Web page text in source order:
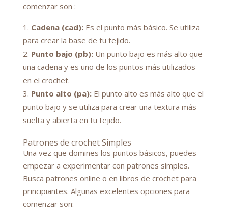
comenzar son :
Cadena (cad):Es el punto más básico. Se utiliza
para crear la base de tu tejido.
Punto bajo (pb):Un punto bajo es más alto que
una cadena y es uno de los puntos más utilizados
en el crochet.
Punto alto (pa):El punto alto es más alto que el
punto bajo y se utiliza para crear una textura más
suelta y abierta en tu tejido.
Patrones de crochet Simples
Una vez que domines los puntos básicos, puedes
empezar a experimentar con patrones simples.
Busca patrones online o en libros de crochet para
principiantes. Algunas excelentes opciones para
comenzar son: